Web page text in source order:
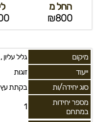
החל מ
₪800
מיקום גליל עליון,
ייעוד
זוגות
סוג יחידה/ות
בקתת עץ
מספר יחידות
במתחם
1